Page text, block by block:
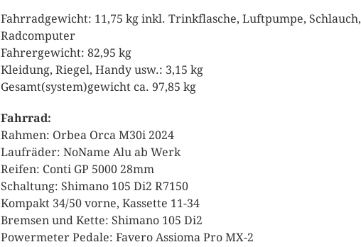
Fahrradgewicht: 11,75 kg inkl. Trinkflasche, Luftpumpe, Schlauch,
Radcomputer
Fahrergewicht: 82,95 kg
Kleidung, Riegel, Handy usw.: 3,15 kg
Gesamt(system)gewicht ca. 97,85 kg
Fahrrad:
Rahmen: Orbea Orca M30i 2024
Laufräder: NoName Alu ab Werk
Reifen: Conti GP 5000 28mm
Schaltung: Shimano 105 Di2 R7150
Kompakt 34/50 vorne, Kassette 11-34
Bremsen und Kette: Shimano 105 Di2
Powermeter Pedale: Favero Assioma Pro MX-2